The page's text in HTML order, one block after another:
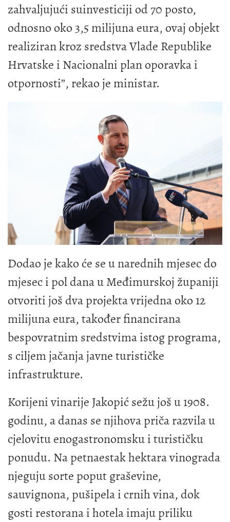
zahvaljujući suinvesticiji od 70 posto,
odnosno oko 3,5 milijuna eura, ovaj objekt
realiziran kroz sredstva Vlade Republike
Hrvatske i Nacionalni plan oporavka i
otpornosti”, rekao je ministar.
Dodao je kako će se u narednih mjesec do
mjesec i pol dana u Međimurskoj županiji
otvoriti još dva projekta vrijedna oko 12
milijuna eura, također financirana
bespovratnim sredstvima istog programa,
s ciljem jačanja javne turističke
infrastrukture.
Korijeni vinarije Jakopić sežu još u 1908.
godinu, a danas se njihova priča razvila u
cjelovitu enogastronomsku i turističku
ponudu. Na petnaestak hektara vinograda
njeguju sorte poput graševine,
sauvignona, pušipela i crnih vina, dok
gosti restorana i hotela imaju priliku